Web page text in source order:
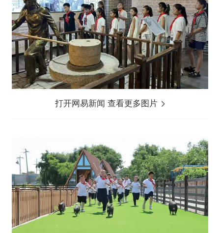
打开网易新闻 查看更多图片